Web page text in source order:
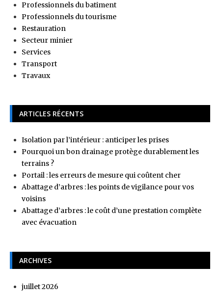
Professionnels du batiment
Professionnels du tourisme
Restauration
Secteur minier
Services
Transport
Travaux
ARTICLES RÉCENTS
Isolation par l’intérieur : anticiper les prises
Pourquoi un bon drainage protège durablement les
terrains ?
Portail : les erreurs de mesure qui coûtent cher
Abattage d’arbres : les points de vigilance pour vos
voisins
Abattage d’arbres : le coût d’une prestation complète
avec évacuation
ARCHIVES
juillet 2026